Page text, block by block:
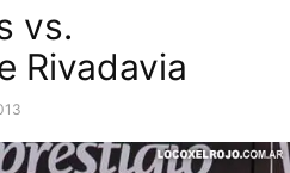
vs.
Rivadavia